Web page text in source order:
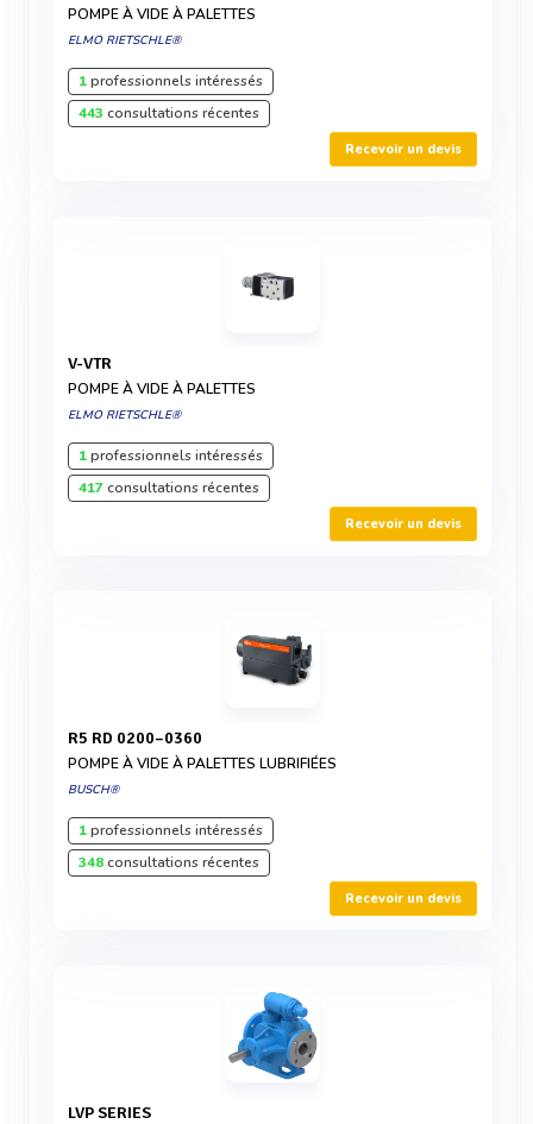
POMPE À VIDE À PALETTES
ELMO RIETSCHLE®
1professionnels intéressés
443 consultations récentes
Recevoir un devis
V-VTR
POMPE À VIDE À PALETTES
ELMO RIETSCHLE®
1professionnels intéressés
417consultations récentes
Recevoir un devis
R5 RD 0200–0360
POMPE À VIDE À PALETTES LUBRIFIÉES
BUSCH®
1professionnels intéressés
348consultations récentes
Recevoir un devis
LVP SERIES